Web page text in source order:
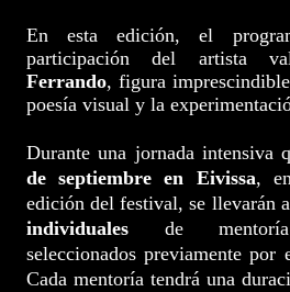
En esta edición, el
participación del artista
Ferrando, figura
poesía visual y la
Durante una jornada intensiva
de septiembre en Eivissa,
edición del festival, se llevarán
individuales de
seleccionadospreviamente por
Cada mentoría tendrá una